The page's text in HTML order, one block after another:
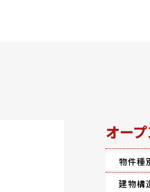
オー
物件種
建物構